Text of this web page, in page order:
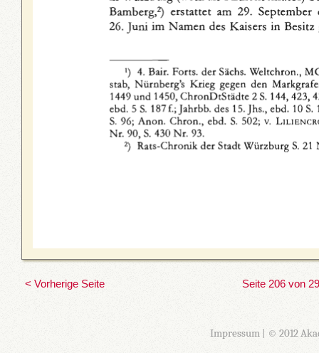
< Vorherige Seite Seite 206 von
Impressum| © 2012